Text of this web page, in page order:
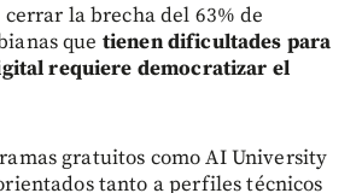
la brecha del 63% de
que tienen dificultades para
requiere democratizar el
gratuitos como AI University
tanto a perfiles técnicos